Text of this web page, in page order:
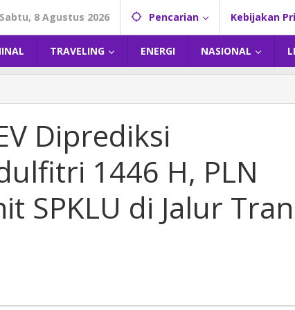
Sabtu, 8 Agustus 2026 Pencarian Kebijakan
TRAVELING ENERGI NASIONAL
Diprediksi
1446 H, PLN
SPKLU di Jalur